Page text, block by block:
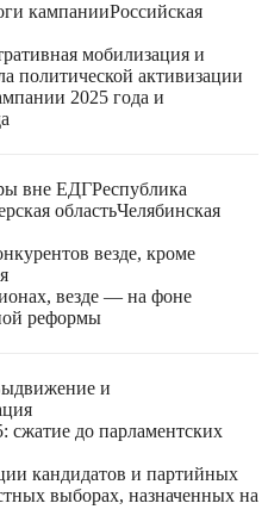
кампанииРоссийская
мобилизация и
политической активизации
2025 года и
вне ЕДГРеспублика
областьЧелябинская
везде, кроме
везде — на фоне
реформы
и
сжатие до парламентских
кандидатов и партийных
выборах, назначенных на